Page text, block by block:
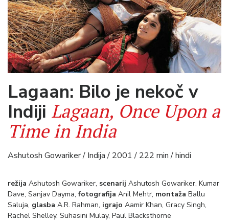
Lagaan: Bilo je nekoč v
Indiji Lagaan, Once Upon a
Time in India
Ashutosh Gowariker / Indija / 2001 / 222 min / hindi
režija Ashutosh Gowariker, scenarij Ashutosh Gowariker, Kumar
Dave, Sanjav Dayma,fotografija Anil Mehtr, montaža Ballu
Saluja, glasba A.R. Rahman, igrajo Aamir Khan, Gracy Singh,
Rachel Shelley, Suhasini Mulay, Paul Blacksthorne